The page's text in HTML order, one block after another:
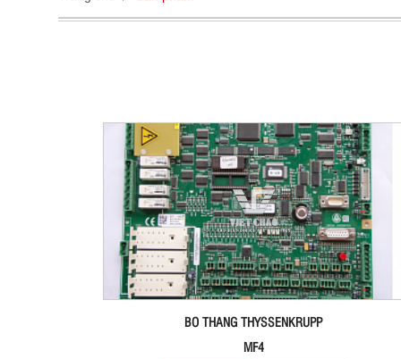
BO THANG THYSSENKRUPP
MF4